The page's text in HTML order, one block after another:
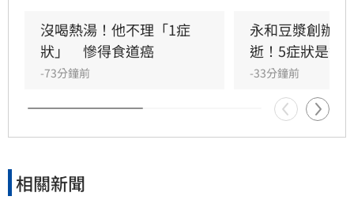
沒喝熱湯！他不理「1症
狀」　慘得食道癌
-73分鐘前
永和豆漿創辦
逝！5症狀是警
-33分鐘前
相關新聞